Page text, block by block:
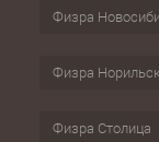
Физра
Физра Норильск
Физра Столица